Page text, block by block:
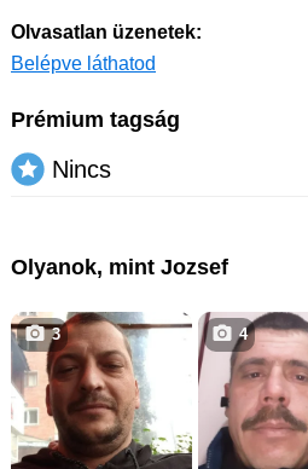
Olvasatlan üzenetek:
Belépve láthatod
Prémium tagság
Nincs
Olyanok, mint Jozsef
3 4